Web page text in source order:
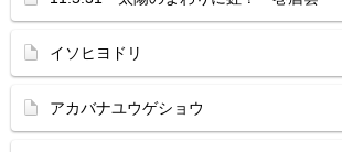
イソヒヨドリ
アカバナユウゲショウ